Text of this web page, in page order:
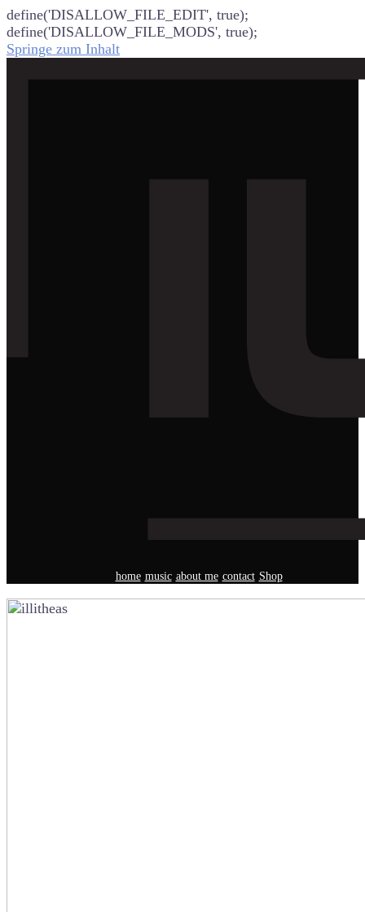
define('DISALLOW_FILE_EDIT', true);
define('DISALLOW_FILE_MODS', true);
Springe zum Inhalt
home music about me contact Shop